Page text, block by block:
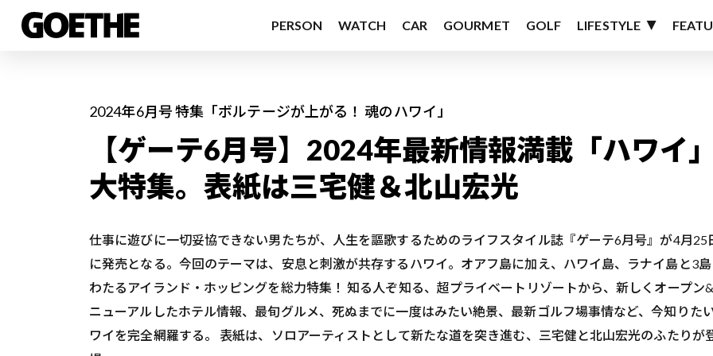
PERSON WATCH CAR GOURMET GOLF LIFESTYLE
2024年6月号 特集「ボルテージが上がる！ 魂のハワイ」
【ゲーテ6月号】2024年最新情報満載「ハワイ
大特集。表紙は三宅健＆北山宏光
仕事に遊びに一切妥協できない男たちが、人生を謳歌するためのライフスタイル誌『ゲーテ6月号』が4月25
に発売となる。今回のテーマは、安息と刺激が共存するハワイ。オアフ島に加え、ハワイ島、ラナイ島と3
わたるアイランド・ホッピングを総力特集！ 知る人ぞ知る、超プライベートリゾートから、新しくオープン
ニューアルしたホテル情報、最旬グルメ、死ぬまでに一度はみたい絶景、最新ゴルフ場事情など、今知りた
ワイを完全網羅する。 表紙は、ソロアーティストとして新たな道を突き進む、三宅健と北山宏光のふたりが